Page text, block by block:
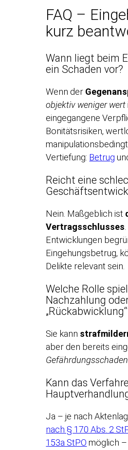
FAQ –
kurz
Wann liegt beim
ein Schaden vor?
Wenn der
objektiv weniger wert
eingegangene
Bonitätsrisiken,
Vertiefung: Betrug
Reicht eine
Nein. Maßgeblich ist
Vertragsschlusses
Entwicklungen
Eingehungsbetrug,
Delikte relevant sein.
Welche Rolle
Nachzahlung
Sie kann
aber den bereits
Gefährdungsschaden
Kann das
Ja – je nach
nach § 170 Abs. 2
153a StPO möglich